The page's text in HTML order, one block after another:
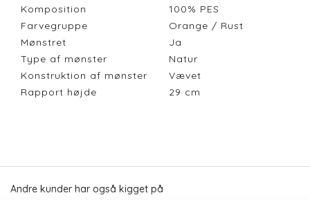
Komposition
100% PES
Farvegruppe
Orange / Rust
Mønstret
Ja
Type af mønster
Natur
Konstruktion af mønster
Vævet
Rapport højde
29 cm
Andre kunder har også kigget på